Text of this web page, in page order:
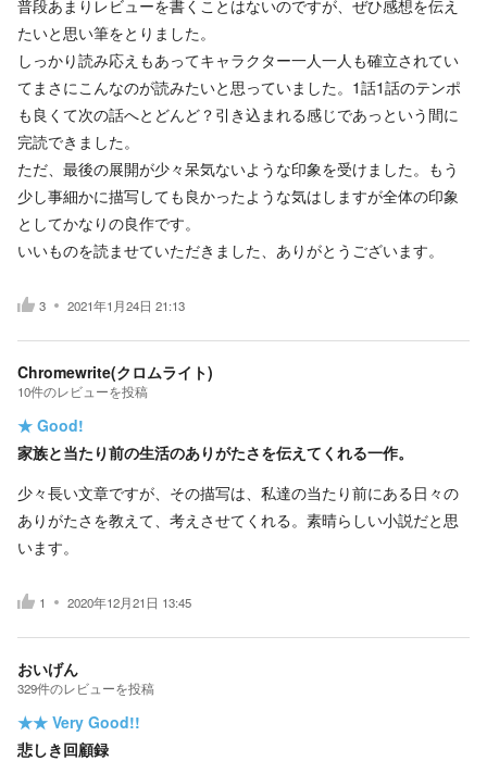
普段あまりレビューを書くことはないのですが、ぜひ感想を伝え
たいと思い筆をとりました。
しっかり読み応えもあってキャラクター一人一人も確立されてい
てまさにこんなのが読みたいと思っていました。1話1話のテンポ
も良くて次の話へとどんど？引き込まれる感じであっという間に
完読できました。
ただ、最後の展開が少々呆気ないような印象を受けました。もう
少し事細かに描写しても良かったような気はしますが全体の印象
としてかなりの良作です。
いいものを読ませていただきました、ありがとうございます。
3 2021年1月24日 21:13
Chromewrite(クロムライト)
10件のレビューを投稿
★ Good!
家族と当たり前の生活のありがたさを伝えてくれる一作。
少々長い文章ですが、その描写は、私達の当たり前にある日々の
ありがたさを教えて、考えさせてくれる。素晴らしい小説だと思
います。
1 2020年12月21日 13:45
おいげん
329件のレビューを投稿
★★ Very Good!!
悲しき回顧録